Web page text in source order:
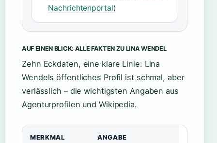
Nachrichtenportal)
AUF EINEN BLICK: ALLE FAKTEN ZU LINA WENDEL
Zehn Eckdaten, eine klare Linie: Lina
Wendels öffentliches Profil ist schmal, aber
verlässlich – die wichtigsten Angaben aus
Agenturprofilen und Wikipedia.
MERKMAL ANGABE